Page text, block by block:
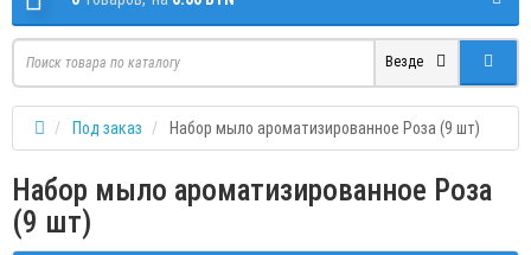
Везде
Под заказ Набор мыло ароматизированное Роза (9 шт)
Набор мыло ароматизированное Роза
(9 шт)